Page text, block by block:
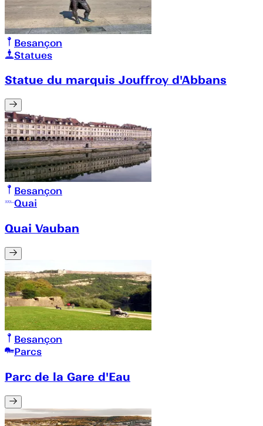
Besançon
Statues
Statue du marquis Jouffroy d'Abbans
Besançon
Quai
Quai Vauban
Besançon
Parcs
Parc de la Gare d'Eau